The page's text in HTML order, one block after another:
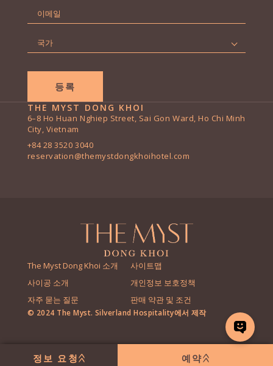
THE MYST DONG KHOI
6–8 Ho Huan Nghiep Street, Sai Gon Ward, Ho Chi Minh
City, Vietnam
+84 28 3520 3040
reservation@themystdongkhoihotel.com
메
가
The Myst Dong Khoi 소개
사이공 소개
자주 묻는 질문
사이트맵
개인정보 보호정책
판매 약관 및 조건
© 2024 The Myst. Silverland Hospitality에서 제작
정보 요청 예약